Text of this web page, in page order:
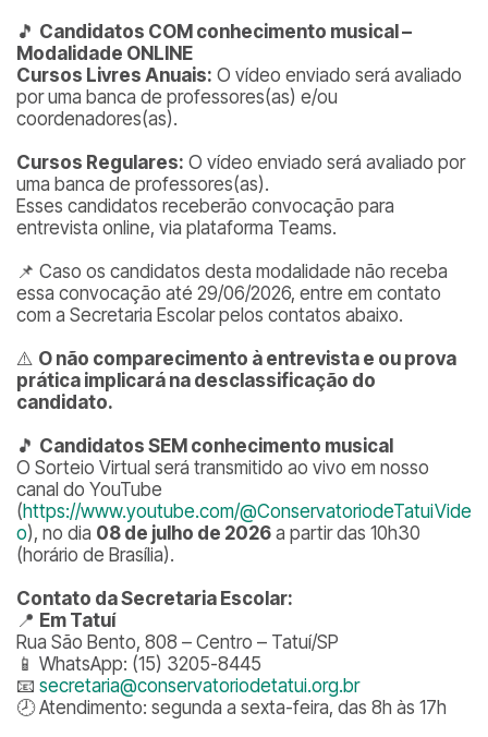
🎵 Candidatos COM conhecimento musical –
Modalidade ONLINE
Cursos Livres Anuais: O vídeo enviado será avaliado
por uma banca de professores(as) e/ou
coordenadores(as).
Cursos Regulares: O vídeo enviado será avaliado por
uma banca de professores(as).
Esses candidatos receberão convocação para
entrevista online, via plataforma Teams.
📌 Caso os candidatos desta modalidade não receba
essa convocação até 29/06/2026, entre em contato
com a Secretaria Escolar pelos contatos abaixo.
⚠️ O não comparecimento à entrevista e ou prova
prática implicará na desclassificação do
candidato.
🎵 Candidatos SEM conhecimento musical
O Sorteio Virtual será transmitido ao vivo em nosso
canal do YouTube
(https://www.youtube.com/@ConservatoriodeTatuiVide
o), no dia 08 de julho de 2026 a partir das 10h30
(horário de Brasília).
Contato da Secretaria Escolar:
📍 Em Tatuí
Rua São Bento, 808 – Centro – Tatuí/SP
📱 WhatsApp: (15) 3205-8445
📧 secretaria@conservatoriodetatui.org.br
🕗 Atendimento: segunda a sexta-feira, das 8h às 17h